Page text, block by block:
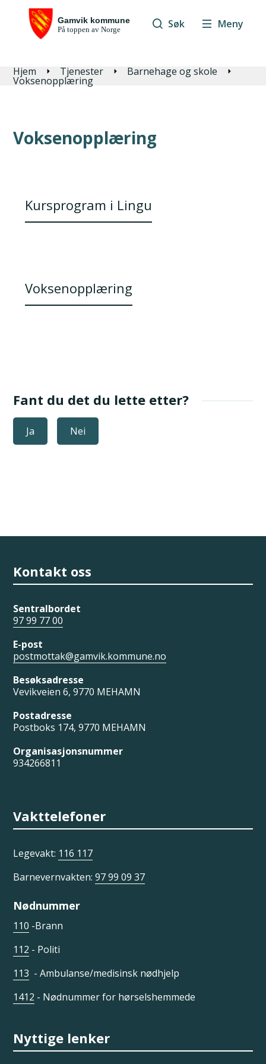
Søk Meny
Du er her:
Hjem Tjenester Barnehage og skole
Voksenopplæring
Voksenopplæring
Kursprogram i Lingu
Voksenopplæring
Fant du det du lette etter?
Ja Nei
Kontakt oss
Sentralbordet
97 99 77 00
E-post
postmottak@gamvik.kommune.no
Besøksadresse
Vevikveien 6, 9770 MEHAMN
Postadresse
Postboks 174, 9770 MEHAMN
Organisasjonsnummer
934266811
Vakttelefoner
Legevakt: 116 117
Barnevernvakten:97 99 09 37
Nødnummer
110 -Brann
112 - Politi
113 - Ambulanse/medisinsk nødhjelp
1412 - Nødnummer for hørselshemmede
Nyttige lenker